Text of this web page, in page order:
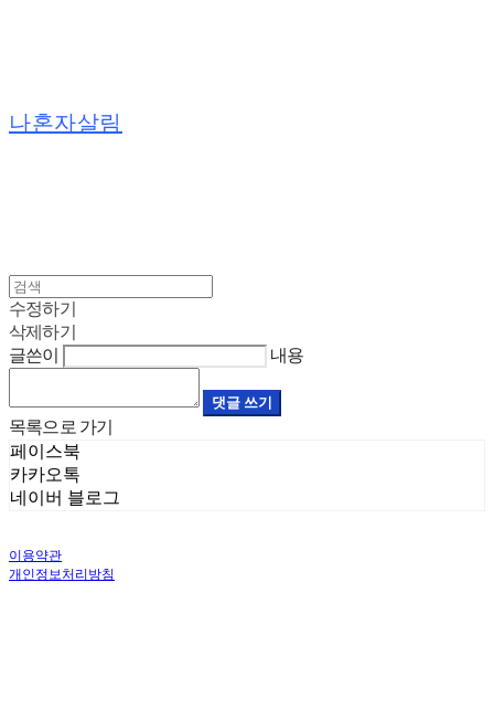
나혼자살림
수정하기
삭제하기
글쓴이
내용
댓글 쓰기
목록으로 가기
페이스북
카카오톡
네이버 블로그
이용약관
개인정보처리방침